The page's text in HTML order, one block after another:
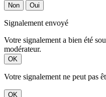
Non Oui
Signalement envoyé
Votre signalement a bien été
modérateur.
OK
Votre signalement ne peut pas
OK